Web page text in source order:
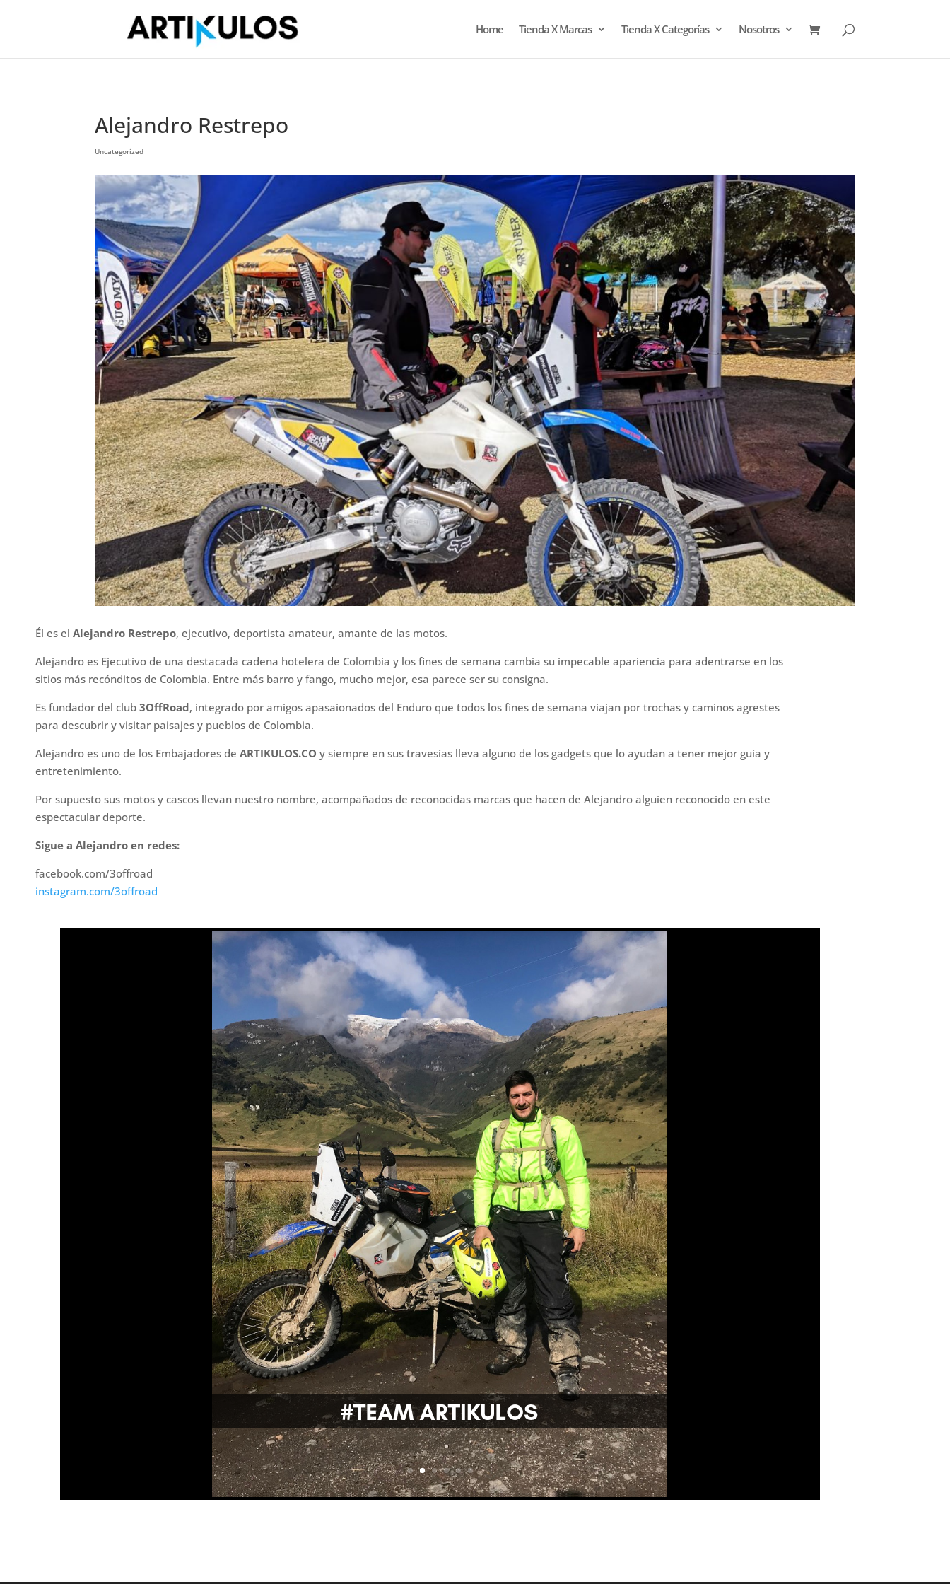
Home Tienda X Marcas Tienda X Categorías Nosotros
Alejandro Restrepo
Uncategorized
Él es el Alejandro Restrepo, ejecutivo, deportista amateur, amante de las motos.
Alejandro es Ejecutivo de una destacada cadena hotelera de Colombia y los fines de semana cambia su impecable apariencia para adentrarse en los
sitios más recónditos de Colombia. Entre más barro y fango, mucho mejor, esa parece ser su consigna.
Es fundador del club 3OffRoad, integrado por amigos apasaionados del Enduro que todos los fines de semana viajan por trochas y caminos agrestes
para descubrir y visitar paisajes y pueblos de Colombia.
Alejandro es uno de los Embajadores de ARTIKULOS.CO y siempre en sus travesías lleva alguno de los gadgets que lo ayudan a tener mejor guía y
entretenimiento.
Por supuesto sus motos y cascos llevan nuestro nombre, acompañados de reconocidas marcas que hacen de Alejandro alguien reconocido en este
espectacular deporte.
Sigue a Alejandro en redes:
facebook.com/3offroad
instagram.com/3offroad